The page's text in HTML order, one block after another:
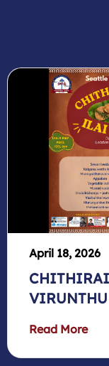
April 18, 2026
VIRUNTHU
Read More